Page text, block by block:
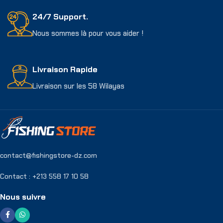
24/7 Support.
Nous sommes là pour vous aider !
Livraison Rapide
Livraison sur les 58 Wilayas
contact@fishingstore-dz.com
Contact : +213 558 17 10 58
Nous suivre